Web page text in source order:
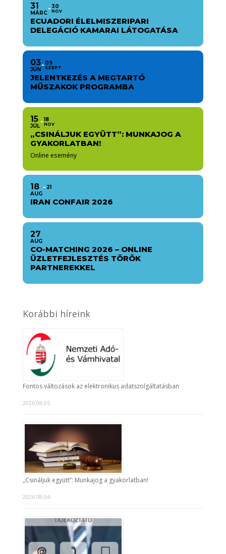
31
MÁRC
30
NOV
ECUADORI ÉLELMISZERIPARI
DELEGÁCIÓ KAMARAI LÁTOGATÁSA
03
JÚN
09
SZEPT
JELENTKEZÉS A MEGTARTÓ
MŰSZAKOK PROGRAMBA
15
JÚL
18
NOV
„CSINÁLJUK EGYÜTT”: MUNKAJOG A
GYAKORLATBAN!
Online esemény
18
AUG
21
IRAN CONFAIR 2026
27
AUG
CO-MATCHING 2026 – ONLINE
ÜZLETFEJLESZTÉS TÖRÖK
PARTNEREKKEL
Korábbi híreink
Fontos változások az elektronikus adatszolgáltatásban
2026.08.05.
„Csináljuk együtt”: Munkajog a gyakorlatban!
2026.08.04.